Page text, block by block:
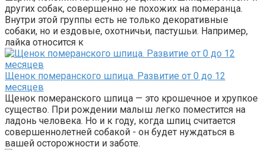
других собак, совершенно не похожих на померанца.
Внутри этой группы есть не только декоративные
собаки, но и ездовые, охотничьи, пастушьи. Например,
лайка относится к
Щенок померанского шпица. Развитие от 0 до 12
месяцев
Щенок померанского шпица — это крошечное и хрупкое
существо. При рождении малыш легко поместится на
ладонь человека. Но и к году, когда шпиц считается
совершеннолетней собакой - он будет нуждаться в
вашей осторожности и заботе.